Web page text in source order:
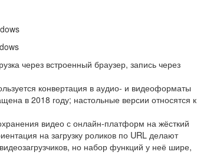
через встроенный браузер, запись через
конвертация в аудио- и видеоформаты
в 2018 году; настольные версии относятся к
видео с онлайн-платформ на жёсткий
на загрузку роликов по URL делают
но набор функций у неё шире,